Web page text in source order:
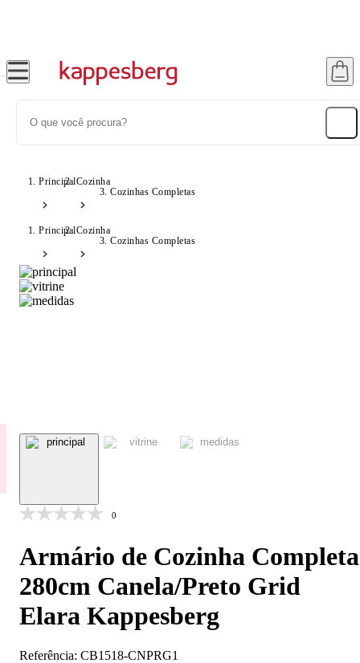
PrincipalCozinha
Cozinhas Completas
PrincipalCozinha
Cozinhas Completas
0
Armário de Cozinha Completa
280cm Canela/Preto Grid
Elara Kappesberg
Referência: CB1518-CNPRG1